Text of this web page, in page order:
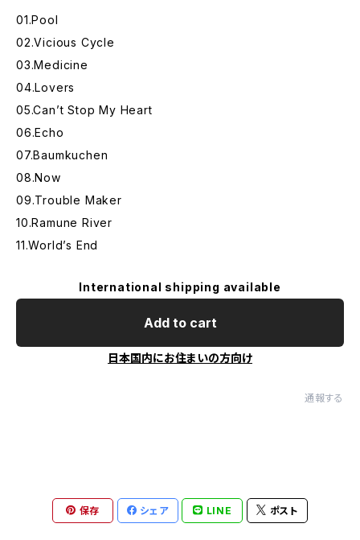
01.Pool
02.Vicious Cycle
03.Medicine
04.Lovers
05.Can’t Stop My Heart
06.Echo
07.Baumkuchen
08.Now
09.Trouble Maker
10.Ramune River
11.World’s End
International shipping available
Add to cart
日本国内にお住まいの方向け
通報する
保存 シェア LINE ポスト